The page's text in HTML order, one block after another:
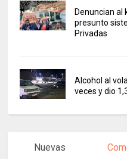
Denuncian al
presunto
Privadas
Alcohol al
veces y dio
Nuevas